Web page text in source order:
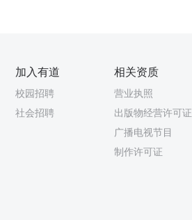
加入有道
校园招聘
社会招聘
相关资质
营业执照
出版物经营许可证
广播电视节目
制作许可证